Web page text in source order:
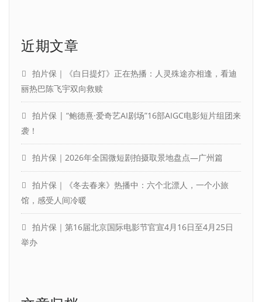
近期文章
拍片保｜《白日提灯》正在热播：人灵殊途亦相逢，看迪
丽热巴陈飞宇双向救赎
拍片保 | “鲍德熹·爱奇艺AI剧场”16部AIGC电影短片组团来
袭！
拍片保｜2026年全国微短剧拍摄取景地盘点—广州篇
拍片保｜《冬去春来》热播中：六个北漂人，一个小旅
馆，感受人间冷暖
拍片保｜第16届北京国际电影节官宣4月16日至4月25日
举办